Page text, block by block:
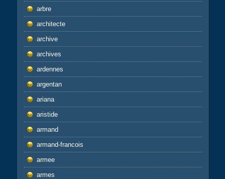
arbre
architecte
archive
archives
ardennes
argentan
ariana
aristide
armand
armand-francois
armee
armes